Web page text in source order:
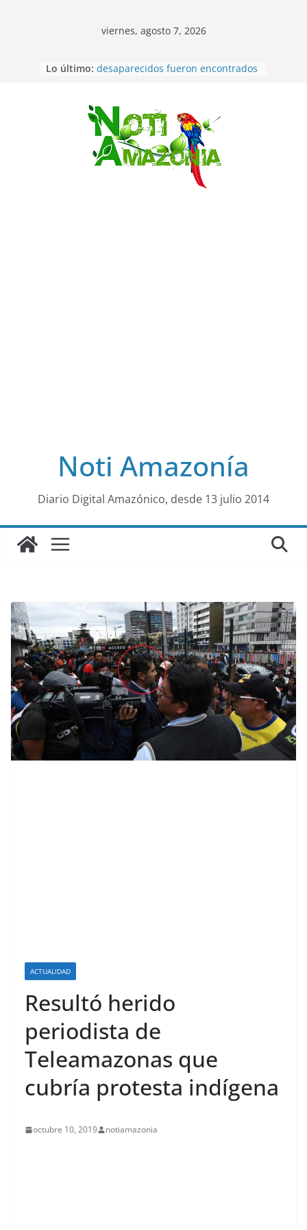
Saltar
al
viernes, agosto 7, 2026
Lo último: Ecuador: dos jóvenes de 22 años
Sentencian a 34 años de prisión a
implicados en caso de Alison,
oriunda de Tena
Vozinha, el arquero sensación de
cabo Verde, ya llegó para
incorporarse a Colo Colo de Chile
Pastaza: la parroquia Diez de
Noti Amazonía
Diario Digital Amazónico, desde 13 julio 2014
ACTUALIDAD
Resultó herido
periodista de
Teleamazonas que
cubría protesta indígena
octubre 10, 2019 notiamazonia